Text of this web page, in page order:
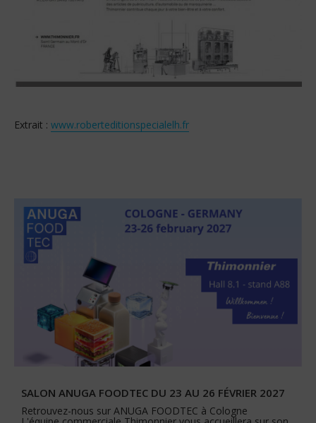
Extrait : www.roberteditionspecialelh.fr
SALON ANUGA FOODTEC DU 23 AU 26 FÉVRIER 2027
Retrouvez-nous sur ANUGA FOODTEC à Cologne